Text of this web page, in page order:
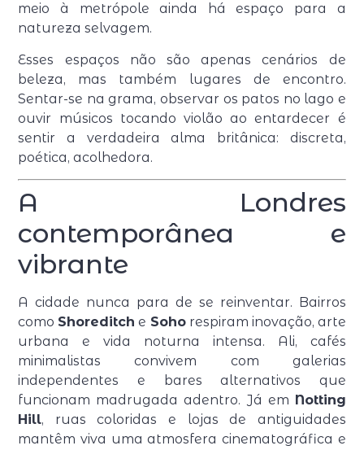
meio à metrópole ainda há espaço para a
natureza selvagem.
Esses espaços não são apenas cenários de
beleza, mas também lugares de encontro.
Sentar-se na grama, observar os patos no lago e
ouvir músicos tocando violão ao entardecer é
sentir a verdadeira alma britânica: discreta,
poética, acolhedora.
A Londres
contemporânea e
vibrante
A cidade nunca para de se reinventar. Bairros
como Shoreditch e Sohorespiram inovação, arte
urbana e vida noturna intensa. Ali, cafés
minimalistas convivem com galerias
independentes e bares alternativos que
funcionam madrugada adentro. Já em Notting
Hill, ruas coloridas e lojas de antiguidades
mantêm viva uma atmosfera cinematográfica e